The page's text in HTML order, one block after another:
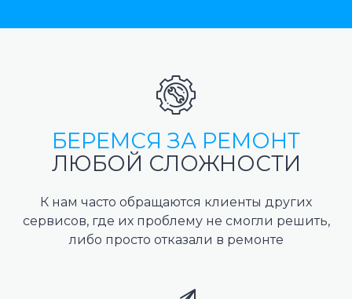
БЕРЕМСЯ ЗА РЕМОНТ
ЛЮБОЙ СЛОЖНОСТИ
К нам часто обращаются клиенты других
сервисов, где их проблему не смогли решить,
либо просто отказали в ремонте